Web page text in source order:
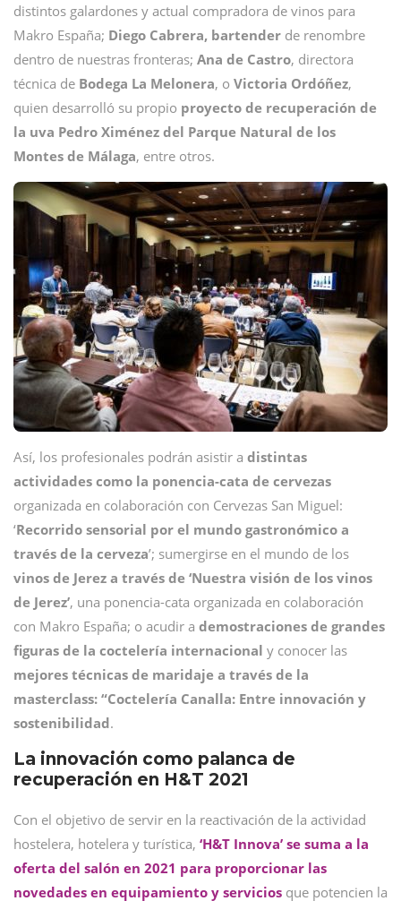
distintos galardones y actual compradora de vinos para
Makro España; Diego Cabrera, bartender de renombre
dentro de nuestras fronteras; Ana de Castro, directora
técnica de Bodega La Melonera, o Victoria Ordóñez,
quien desarrolló su propio proyecto de recuperación de
la uva Pedro Ximénez del Parque Natural de los
Montes de Málaga, entre otros.
Así, los profesionales podrán asistir a distintas
actividades como la ponencia-cata de cervezas
organizada en colaboración con Cervezas San Miguel:
‘Recorrido sensorial por el mundo gastronómico a
través de la cerveza’; sumergirse en el mundo de los
vinos de Jerez a través de ‘Nuestra visión de los vinos
de Jerez’, una ponencia-cata organizada en colaboración
con Makro España; o acudir a demostraciones de grandes
figuras de la coctelería internacional y conocer las
mejores técnicas de maridaje a través de la
masterclass: “Coctelería Canalla: Entre innovación y
sostenibilidad.
La innovación como palanca de
recuperación en H&T 2021
Con el objetivo de servir en la reactivación de la actividad
hostelera, hotelera y turística, ‘H&T Innova’ se suma a la
oferta del salón en 2021 para proporcionar las
novedades en equipamiento y servicios que potencien la